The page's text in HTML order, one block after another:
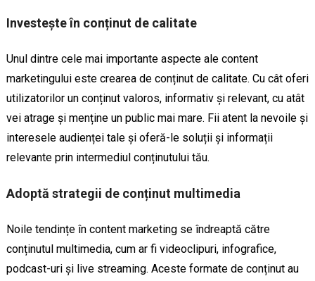
Investește în conținut de calitate
Unul dintre cele mai importante aspecte ale content
marketingului este crearea de conținut de calitate. Cu cât oferi
utilizatorilor un conținut valoros, informativ și relevant, cu atât
vei atrage și menține un public mai mare. Fii atent la nevoile și
interesele audienței tale și oferă-le soluții și informații
relevante prin intermediul conținutului tău.
Adoptă strategii de conținut multimedia
Noile tendințe în content marketing se îndreaptă către
conținutul multimedia, cum ar fi videoclipuri, infografice,
podcast-uri și live streaming. Aceste formate de conținut au